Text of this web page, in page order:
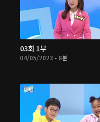
03회 1부
04/05/2023 • 8분